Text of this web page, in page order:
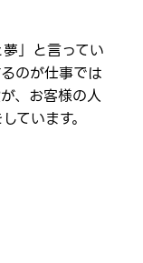
」と言ってい
のが仕事では
、お客様の人
ています。